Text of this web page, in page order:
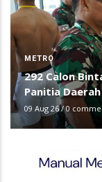
METRO
292 Calon
Panitia
09 Aug 26/0